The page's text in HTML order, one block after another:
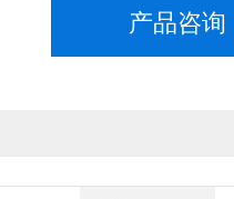
产品咨询